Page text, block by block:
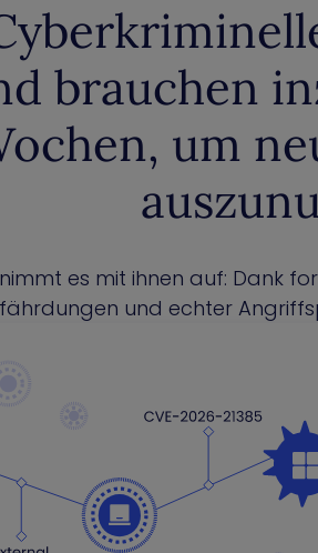
brauchen
um
es mit ihnen auf: Dank
und echter